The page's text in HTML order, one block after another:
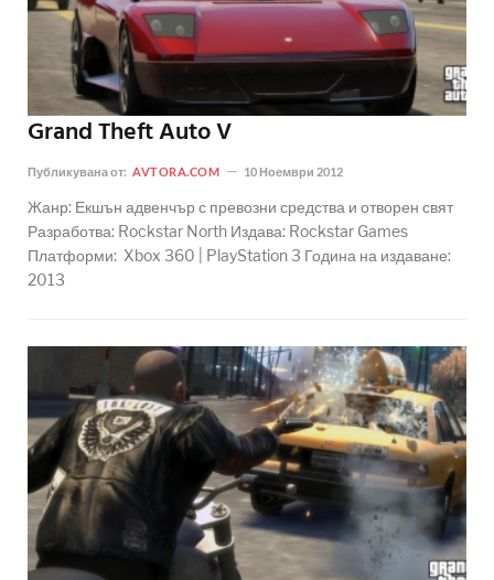
Grand Theft Auto V
Публикувана от: AVTORA.COM 10 Ноември 2012
Жанр: Екшън адвенчър с превозни средства и отворен свят
Разработва: Rockstar North Издава: Rockstar Games
Платформи: Xbox 360 | PlayStation 3 Година на издаване:
2013